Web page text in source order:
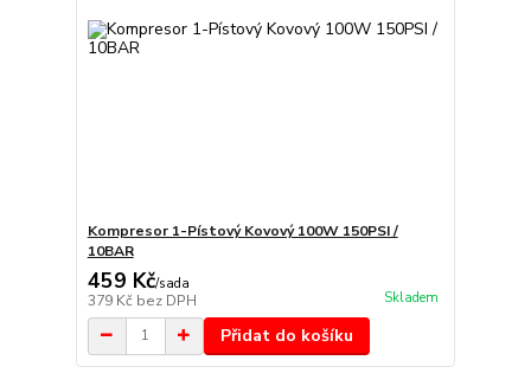
Kompresor 1-Pístový Kovový 100W 150PSI /
10BAR
459 Kč/sada
379 Kč bez DPH Skladem
Přidat do košíku